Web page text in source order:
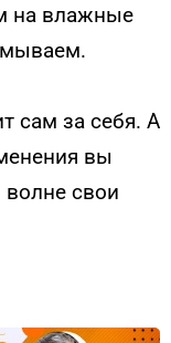
на влажные
сам за себя. А
вы
волне свои